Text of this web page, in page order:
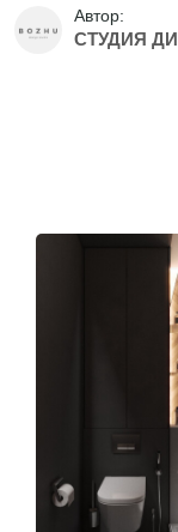
Автор:
⁨СТУДИЯ